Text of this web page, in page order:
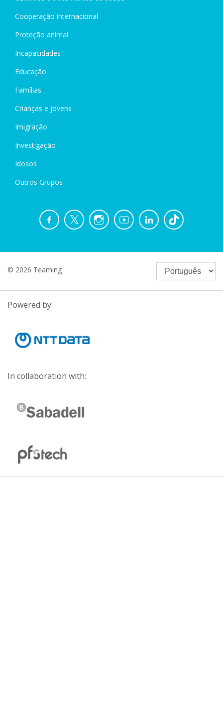
Cooperação internacional
Proteção animal
Incapacidades
Educação
Famílias
Crianças e jovens
Imigração
Investigação
Idosos
Outros Grupos
© 2026 Teaming
Powered by:
In collaboration with: